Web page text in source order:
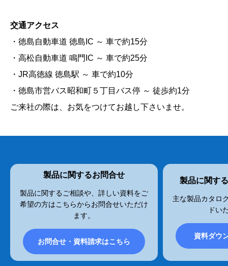
交通アクセス
・徳島自動車道 徳島IC ～ 車で約15分
・高松自動車道 鳴門IC ～ 車で約25分
・JR高徳線 徳島駅 ～ 車で約10分
・徳島市営バス昭和町５丁目バス停 ～ 徒歩約1分
ご来社の際は、お気をつけてお越し下さいませ。
製品に関するお問合せ
製品に関するご相談や、詳しい資料をご
希望の方はこちらからお問合せいただけ
ます。
お問合せ・資料請求はこちら
製品に関す
主な製品カタロ
ドい
資料ダウ